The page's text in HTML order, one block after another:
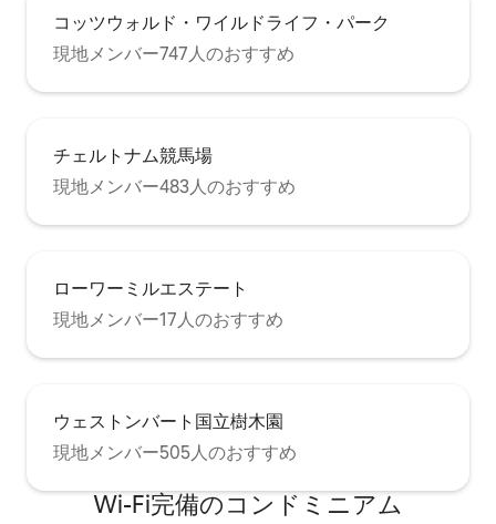
コッツウォルド・ワイルドライフ・パーク
現地メンバー747人のおすすめ
チェルトナム競馬場
現地メンバー483人のおすすめ
ローワーミルエステート
現地メンバー17人のおすすめ
ウェストンバート国立樹木園
現地メンバー505人のおすすめ
Wi-Fi完備のコンドミニアム